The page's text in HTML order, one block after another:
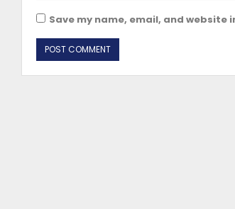
Save my name, email, and